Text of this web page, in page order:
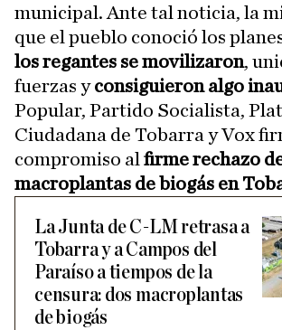
municipal. Ante tal noticia, la
que el pueblo conoció los
los regantes se movilizaron,
fuerzas yconsiguieron algo
Popular, Partido Socialista,
Ciudadana de Tobarra y Vox
compromiso al firme rechazo
macroplantas de biogás en
La Junta de C-LM retrasa a
Tobarra y a Campos del
Paraíso a tiempos de la
censura: dos macroplantas
de biogás